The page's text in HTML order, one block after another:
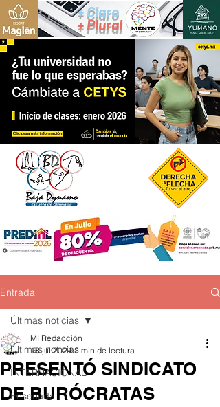
+ Claro
+ Plural
Entrada
Últimas noticias
INTERNACIONAL
Ensenada
Últimas noticias
PRESENTÓ SINDICATO
DE BURÓCRATAS
MI Redacción
18 jul 2024 2 min de lectura